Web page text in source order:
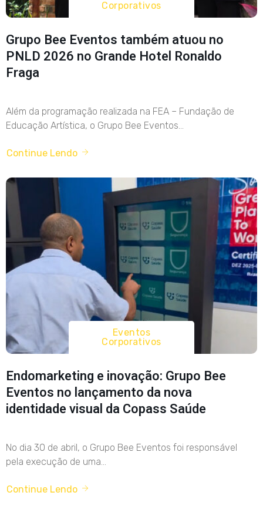
Corporativos
Grupo Bee Eventos também atuou no
PNLD 2026 no Grande Hotel Ronaldo
Fraga
Além da programação realizada na FEA – Fundação de
Educação Artística, o Grupo Bee Eventos...
Continue Lendo
Eventos
Corporativos
Endomarketing e inovação: Grupo Bee
Eventos no lançamento da nova
identidade visual da Copass Saúde
No dia 30 de abril, o Grupo Bee Eventos foi responsável
pela execução de uma...
Continue Lendo